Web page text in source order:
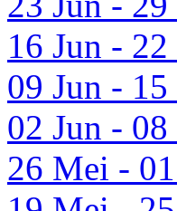
16 Jun -
09 Jun -
02 Jun -
26 Mei -